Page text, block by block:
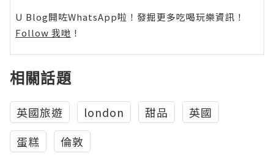
U Blog開咗WhatsApp啦！發掘更多吃喝玩樂資訊！
Follow 我哋 ！
相關話題
英國旅遊 london 甜品
英國
蛋糕
倫敦